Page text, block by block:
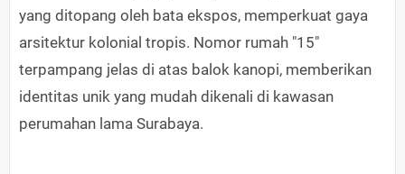
yang ditopang oleh bata ekspos, memperkuat gaya
arsitektur kolonial tropis. Nomor rumah "15"
terpampang jelas di atas balok kanopi, memberikan
identitas unik yang mudah dikenali di kawasan
perumahan lama Surabaya.